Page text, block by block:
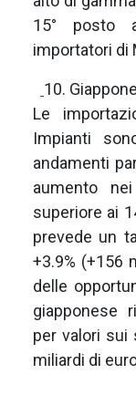
15° posto
importatori di
10. Giappone
Le
Impianti
andamenti
aumento
superiore ai
prevede un
+3.9% (+156
delle
giapponese
per valori sui
miliardi di